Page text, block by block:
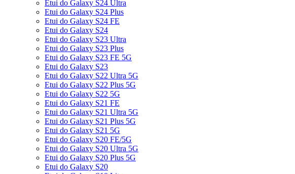
Etui do Galaxy S24 Ultra
Etui do Galaxy S24 Plus
Etui do Galaxy S24 FE
Etui do Galaxy S24
Etui do Galaxy S23 Ultra
Etui do Galaxy S23 Plus
Etui do Galaxy S23 FE 5G
Etui do Galaxy S23
Etui do Galaxy S22 Ultra 5G
Etui do Galaxy S22 Plus 5G
Etui do Galaxy S22 5G
Etui do Galaxy S21 FE
Etui do Galaxy S21 Ultra 5G
Etui do Galaxy S21 Plus 5G
Etui do Galaxy S21 5G
Etui do Galaxy S20 FE/5G
Etui do Galaxy S20 Ultra 5G
Etui do Galaxy S20 Plus 5G
Etui do Galaxy S20